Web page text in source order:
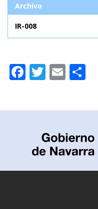
Archivo
IR-008
Facebook
Twitter
Email